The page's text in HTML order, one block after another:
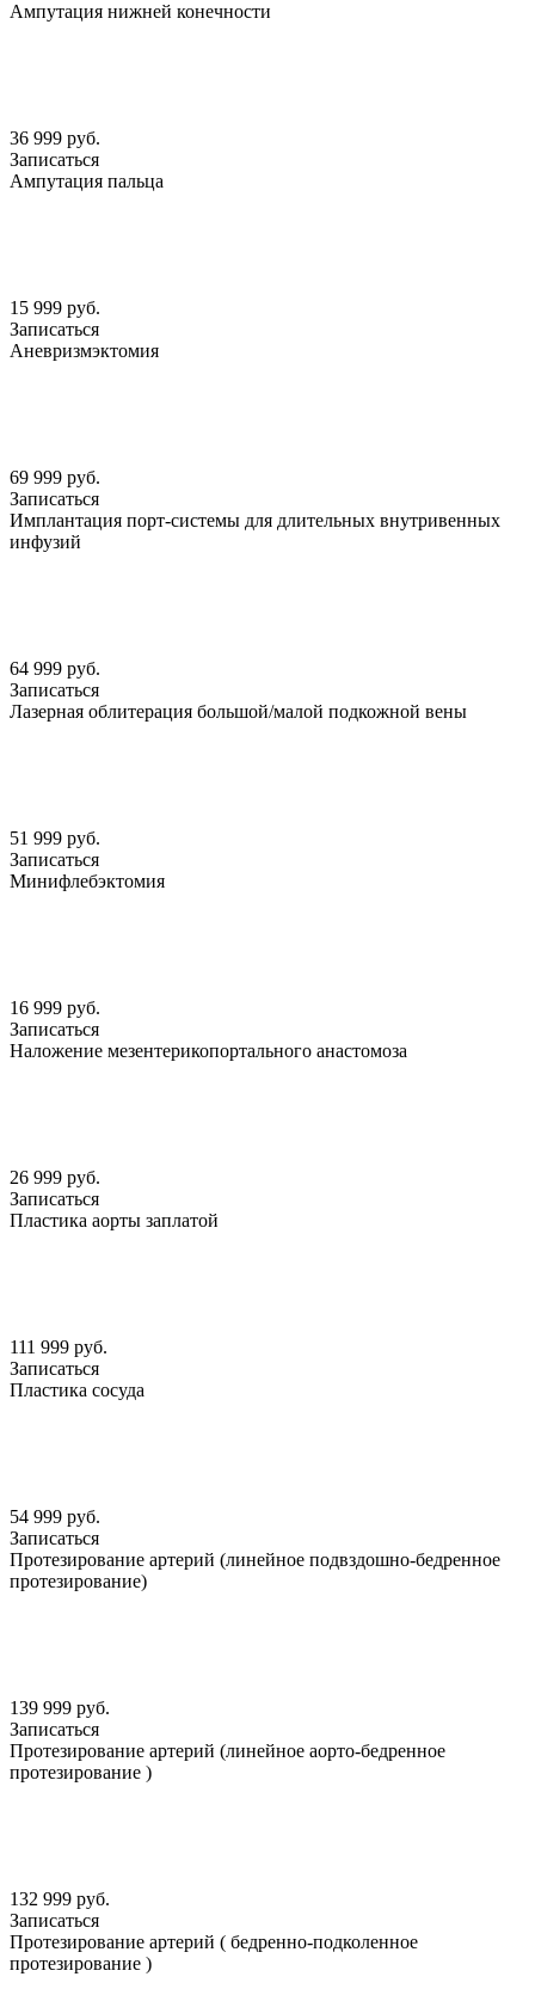
Ампутация нижней конечности
36 999 руб.
Записаться
Ампутация пальца
15 999 руб.
Записаться
Аневризмэктомия
69 999 руб.
Записаться
Имплантация порт-системы для длительных внутривенных
инфузий
64 999 руб.
Записаться
Лазерная облитерация большой/малой подкожной вены
51 999 руб.
Записаться
Минифлебэктомия
16 999 руб.
Записаться
Наложение мезентерикопортального анастомоза
26 999 руб.
Записаться
Пластика аорты заплатой
111 999 руб.
Записаться
Пластика сосуда
54 999 руб.
Записаться
Протезирование артерий (линейное подвздошно-бедренное
протезирование)
139 999 руб.
Записаться
Протезирование артерий (линейное аорто-бедренное
протезирование )
132 999 руб.
Записаться
Протезирование артерий ( бедренно-подколенное
протезирование )